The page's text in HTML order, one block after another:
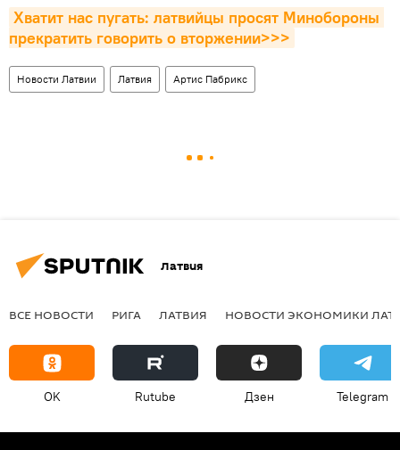
Хватит нас пугать: латвийцы просят Минобороны
прекратить говорить о вторжении>>>
Новости Латвии Латвия Артис Пабрикс
Латвия
ВСЕ НОВОСТИ РИГА ЛАТВИЯ НОВОСТИ ЭКОНОМИКИ
OK Rutube Дзен Telegram